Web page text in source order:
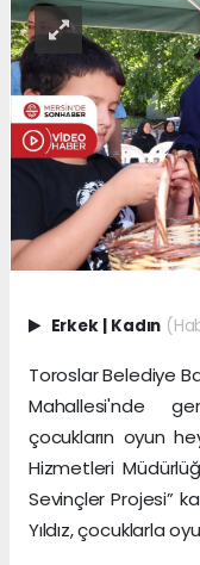
Erkek Kadın
Toroslar Belediye
Mahallesi'nde
çocukların oyun
Hizmetleri
Sevinçler Projesi”
Yıldız, çocuklarla